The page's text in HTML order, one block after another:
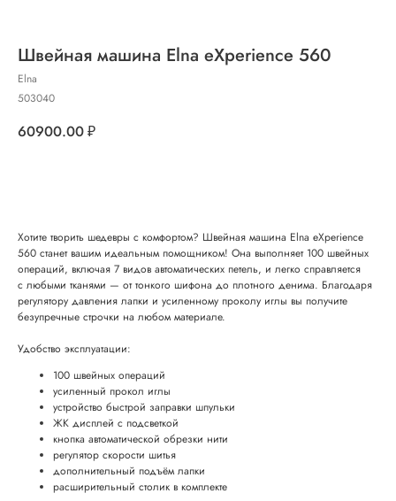
Швейная машина Elna eXperience 560
Elna
503040
60900.00₽
Хотите творить шедевры с комфортом? Швейная машина Elna eXperience
560 станет вашим идеальным помощником! Она выполняет 100 швейных
операций, включая 7 видов автоматических петель, и легко справляется
с любыми тканями — от тонкого шифона до плотного денима. Благодаря
регулятору давления лапки и усиленному проколу иглы вы получите
безупречные строчки на любом материале.
Удобство эксплуатации:
100 швейных операций
усиленный прокол иглы
устройство быстрой заправки шпульки
ЖК дисплей с подсветкой
кнопка автоматической обрезки нити
регулятор скорости шитья
дополнительный подъём лапки
расширительный столик в комплекте